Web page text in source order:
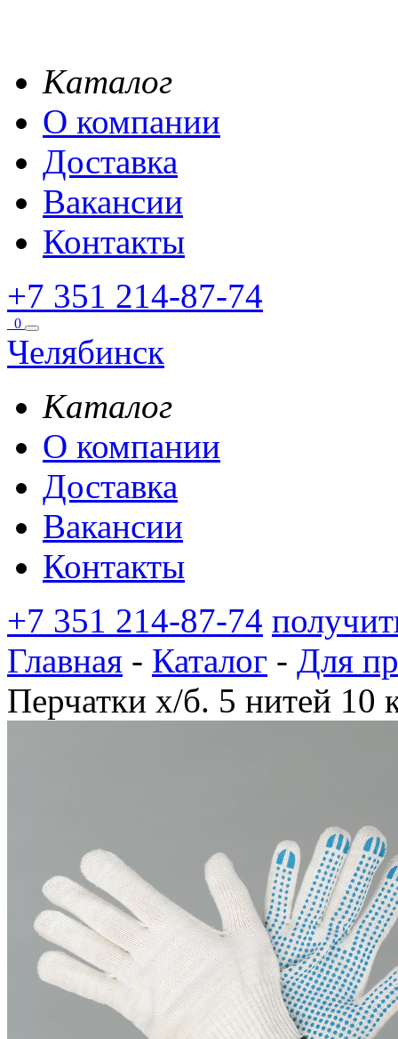
Каталог
О компании
Доставка
Вакансии
Контакты
+7 351 214-87-74
0
Челябинск
Каталог
О компании
Доставка
Вакансии
Контакты
+7 351 214-87-74
Главная - Каталог - Для
Перчатки х/б. 5 нитей